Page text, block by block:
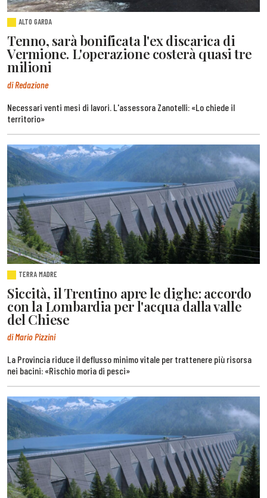
ALTO GARDA
Tenno, sarà bonificata l'ex discarica di
Vermione. L'operazione costerà quasi tre
milioni
di Redazione
Necessari venti mesi di lavori. L'assessora Zanotelli: «Lo chiede il
territorio»
TERRA MADRE
Siccità, il Trentino apre le dighe: accordo
con la Lombardia per l'acqua dalla valle
del Chiese
di Mario Pizzini
La Provincia riduce il deflusso minimo vitale per trattenere più risorsa
nei bacini: «Rischio moria di pesci»